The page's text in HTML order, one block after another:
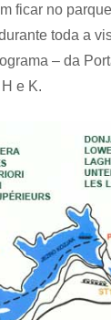
ficar no
toda a
– da
H e K.